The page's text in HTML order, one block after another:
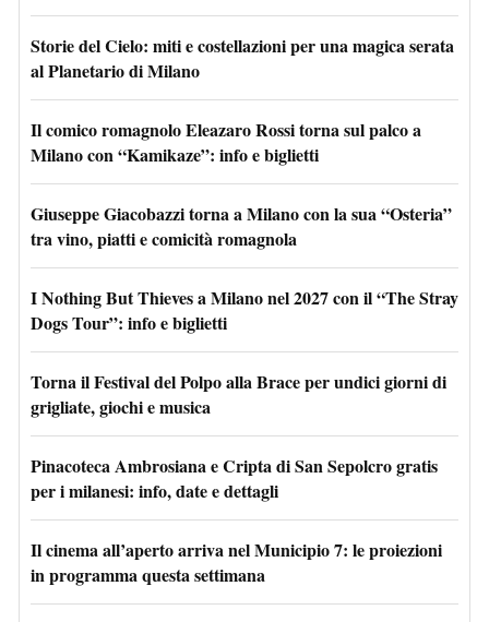
Storie del Cielo: miti e costellazioni per una magica serata
al Planetario di Milano
Il comico romagnolo Eleazaro Rossi torna sul palco a
Milano con “Kamikaze”: info e biglietti
Giuseppe Giacobazzi torna a Milano con la sua “Osteria”
tra vino, piatti e comicità romagnola
I Nothing But Thieves a Milano nel 2027 con il “The Stray
Dogs Tour”: info e biglietti
Torna il Festival del Polpo alla Brace per undici giorni di
grigliate, giochi e musica
Pinacoteca Ambrosiana e Cripta di San Sepolcro gratis
per i milanesi: info, date e dettagli
Il cinema all’aperto arriva nel Municipio 7: le proiezioni
in programma questa settimana